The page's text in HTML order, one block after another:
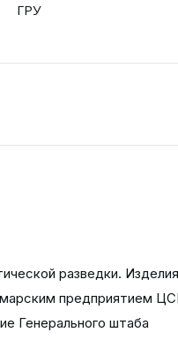
ГРУ
разведки.
предприятием
Генерального штаба